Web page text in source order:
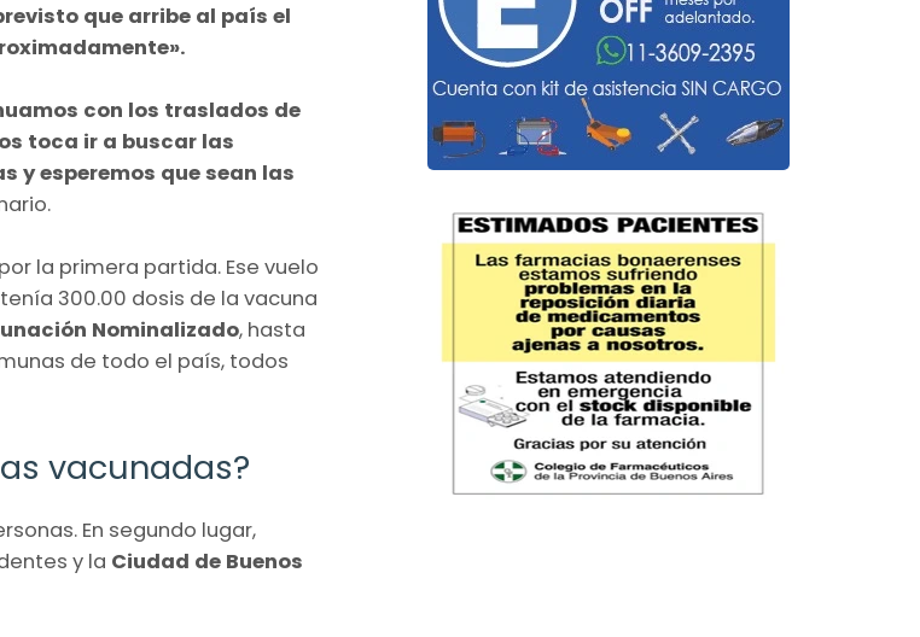
que arribe al país el
con los traslados de
toca ir a buscar las
y esperemos que sean las
la primera partida. Ese vuelo
300.00 dosis de la vacuna
Nominalizado, hasta
de todo el país, todos
vacunadas?
En segundo lugar,
y la Ciudad de Buenos